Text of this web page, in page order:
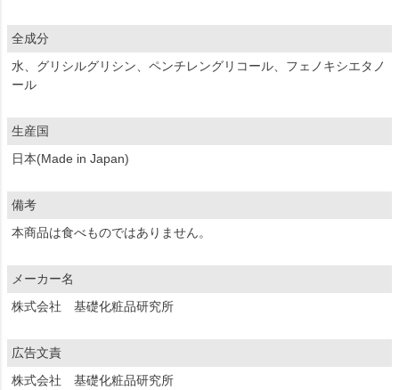
全成分
水、グリシルグリシン、ペンチレングリコール、フェノキシエタノ
ール
生産国
日本(Made in Japan)
備考
本商品は食べものではありません。
メーカー名
株式会社 基礎化粧品研究所
広告文責
株式会社 基礎化粧品研究所